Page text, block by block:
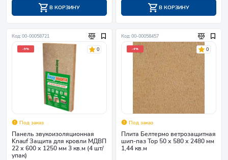
В КОРЗИНУ В КОРЗИНУ
Код: 00-00058721
-5% 0
Под заказ
Панель звукоизоляционная
Knauf Защита для кровли МДВП
22 х 600 х 1250 мм 3 кв.м (4 шт/
упак)
Код: 00-00058457
-4% 0
Под заказ
Плита Белтермо ветрозащитная
шип-паз Тор 50 х 580 х 2480 мм
1,44 кв.м